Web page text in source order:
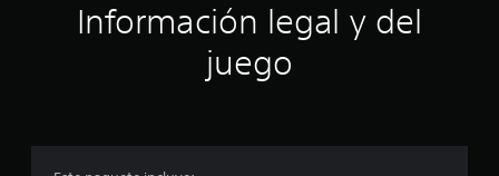
i
o
Información legal y del
juego